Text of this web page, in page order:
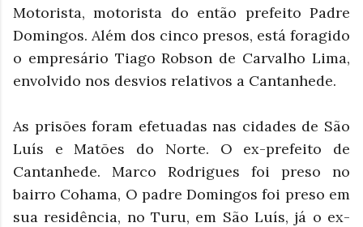
Motorista, motorista do então prefeito Padre
Domingos. Além dos cinco presos, está foragido
o empresário Tiago Robson de Carvalho Lima,
envolvido nos desvios relativos a Cantanhede.
As prisões foram efetuadas nas cidades de São
Luís e Matões do Norte. O ex-prefeito de
Cantanhede. Marco Rodrigues foi preso no
bairro Cohama, O padre Domingos foi preso em
sua residência, no Turu, em São Luís, já o ex-